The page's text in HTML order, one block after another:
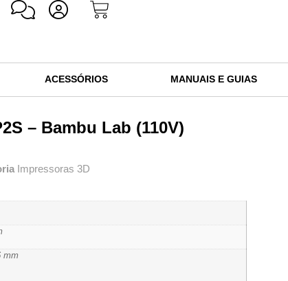
ACESSÓRIOS MANUAIS E GUIAS
– Bambu Lab (110V)
Impressoras 3D
mm